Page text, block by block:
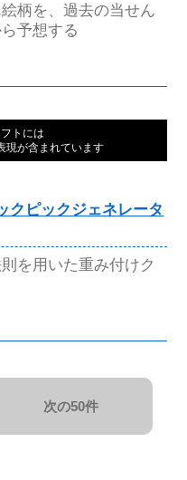
柄を、過去の当せん
予想する
トには
現が含まれています
クピックジェネレータ
を用いた重み付けク
次の50件